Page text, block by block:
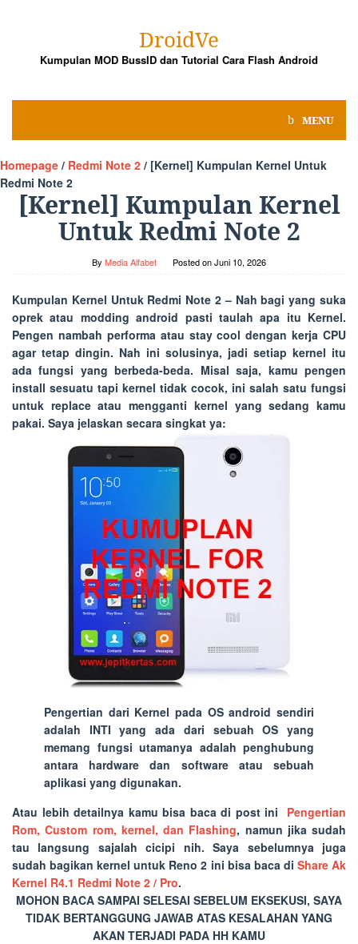
DroidVe
Kumpulan MOD BussID dan Tutorial Cara Flash Android
MENU
Homepage / Redmi Note 2 / [Kernel] Kumpulan Kernel Untuk
Redmi Note 2
[Kernel] Kumpulan Kernel
Untuk Redmi Note 2
By Media Alfabet Posted onJuni 10, 2026
Kumpulan Kernel Untuk Redmi Note 2 – Nah bagi yang suka
oprek atau modding android pasti taulah apa itu Kernel.
Pengen nambah performa atau stay cool dengan kerja CPU
agar tetap dingin. Nah ini solusinya, jadi setiap kernel itu
ada fungsi yang berbeda-beda. Misal saja, kamu pengen
install sesuatu tapi kernel tidak cocok, ini salah satu fungsi
untuk replace atau mengganti kernel yang sedang kamu
pakai. Saya jelaskan secara singkat ya:
Pengertian dari Kernel pada OS android sendiri
adalah INTI yang ada dari sebuah OS yang
memang fungsi utamanya adalah penghubung
antara hardware dan software atau sebuah
aplikasi yang digunakan.
Atau lebih detailnya kamu bisa baca di post ini Pengertian
Rom, Custom rom, kernel, dan Flashing, namun jika sudah
tau langsung sajalah cicipi nih. Saya sebelumnya juga
sudah bagikan kernel untuk Reno 2 ini bisa baca di Share Ak
Kernel R4.1 Redmi Note 2 / Pro.
MOHON BACA SAMPAI SELESAI SEBELUM EKSEKUSI, SAYA
TIDAK BERTANGGUNG JAWAB ATAS KESALAHAN YANG
AKAN TERJADI PADA HH KAMU